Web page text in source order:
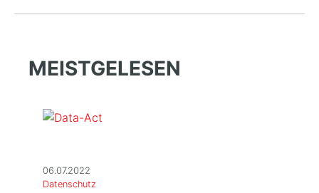
MEISTGELESEN
06.07.2022
Datenschutz